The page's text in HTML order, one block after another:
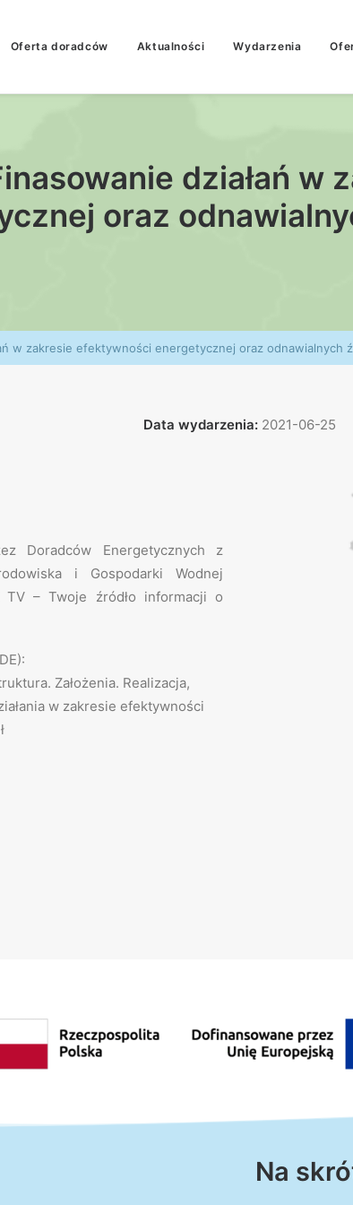
Oferta doradców Aktualności Wydarzenia
działań w
oraz
w zakresie efektywności energetycznej oraz odnawialnych
Data wydarzenia:2021-06-25
Doradców Energetycznych z
i Gospodarki Wodnej
– Twoje źródło informacji o
Założenia. Realizacja,
w zakresie efektywności
Na